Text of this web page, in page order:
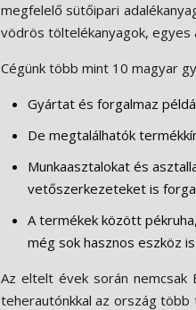
megfelelő sütőipari
vödrös töltelékanyagok, egyes
Cégünk több mint 10 magyar
Gyártat és forgalmaz
De megtalálhatók
Munkaasztalokat és
vetőszerkezeteket is
A termékek között
még sok hasznos eszköz
Az eltelt évek során
teherautónkkal az ország több